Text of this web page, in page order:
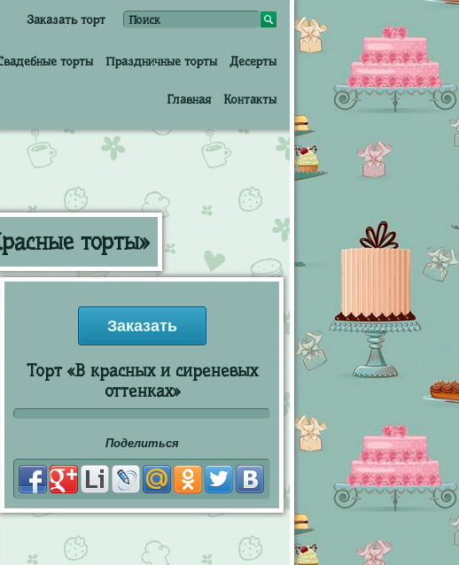
Заказать торт
торты Праздничные торты Десерты
Главная Контакты
торты»
Заказать
Торт «В красных и сиреневых
оттенках»
Поделиться